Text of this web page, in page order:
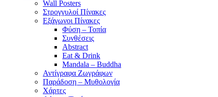
Wall Posters
Στρογγυλοί Πίνακες
Εξάγωνοι Πίνακες
Φύση – Τοπία
Συνθέσεις
Abstract
Eat & Drink
Mandala – Buddha
Αντίγραφα Ζωγράφων
Παράδοση – Μυθολογία
Χάρτες